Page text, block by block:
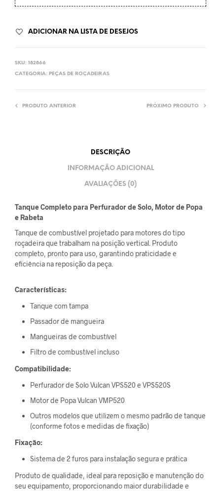
ADICIONAR NA LISTA DE DESEJOS
SKU: 182866
CATEGORIA: PEÇAS DE ROÇADEIRAS
PRODUTO ANTERIOR PRÓXIMO PRODUTO
DESCRIÇÃO
INFORMAÇÃO ADICIONAL
AVALIAÇÕES (0)
Tanque Completo para Perfurador de Solo, Motor de Popa
e Rabeta
Tanque de combustível projetado para motores do tipo
roçadeira que trabalham na posição vertical. Produto
completo, pronto para uso, garantindo praticidade e
eficiência na reposição da peça.
Características:
Tanque com tampa
Passador de mangueira
Mangueiras de combustível
Filtro de combustível incluso
Compatibilidade:
Perfurador de Solo Vulcan VPS520 e VPS520S
Motor de Popa Vulcan VMP520
Outros modelos que utilizem o mesmo padrão de tanque
(conforme fotos e medidas de fixação)
Fixação:
Sistema de 2 furos para instalação segura e prática
Produto de qualidade, ideal para reposição e manutenção do
seu equipamento, proporcionando maior durabilidade e